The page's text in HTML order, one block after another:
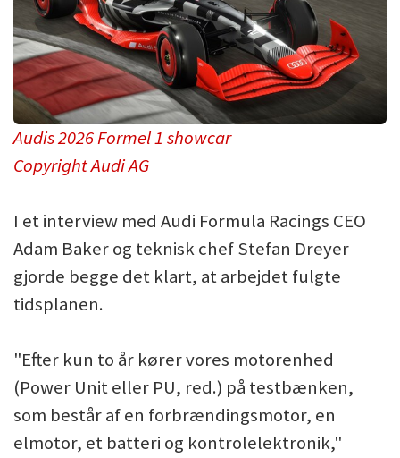
Audis 2026 Formel 1 showcar
Copyright Audi AG
I et interview med Audi Formula Racings CEO
Adam Baker og teknisk chef Stefan Dreyer
gjorde begge det klart, at arbejdet fulgte
tidsplanen.
"Efter kun to år kører vores motorenhed
(Power Unit eller PU, red.) på testbænken,
som består af en forbrændingsmotor, en
elmotor, et batteri og kontrolelektronik,"